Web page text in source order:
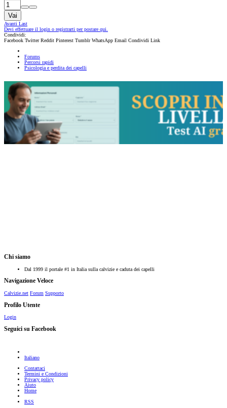
Vai
Avanti Last
Devi effettuare il login o registrarti per postare qui.
Condividi:
Facebook Twitter Reddit Pinterest Tumblr WhatsApp Email Condividi Link
Forums
Percorsi rapidi
Psicologia e perdita dei capelli
Chi siamo
Dal 1999 il portale #1 in Italia sulla calvizie e caduta dei capelli
Navigazione Veloce
Calvizie.net Forum Supporto
Profilo Utente
Login
Seguici su Facebook
Italiano
Contattaci
Termini e Condizioni
Privacy policy
Aiuto
Home
RSS